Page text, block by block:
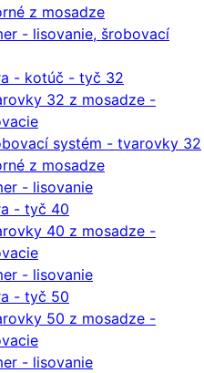
z mosadze
- lisovanie, šrobovací
- kotúč - tyč 32
32 z mosadze -
systém - tvarovky 32
z mosadze
- lisovanie
- tyč 40
40 z mosadze -
- lisovanie
- tyč 50
50 z mosadze -
- lisovanie